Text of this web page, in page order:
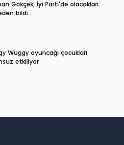
Gökçek, İyi Parti'de olacakları
bildi...
Wuggy oyuncağı çocukları
etkiliyor